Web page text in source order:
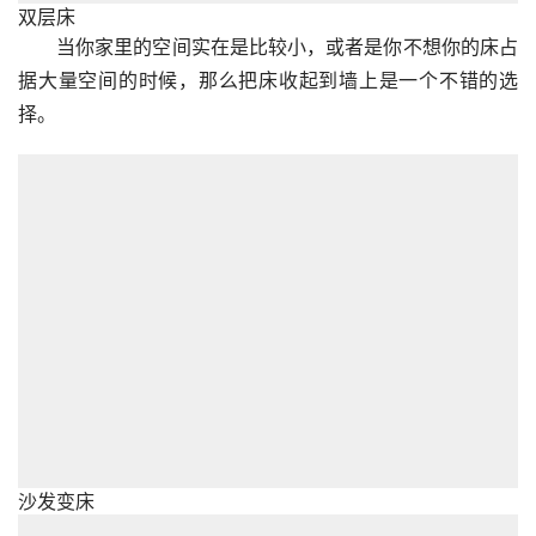
双层床
当你家里的空间实在是比较小，或者是你不想你的床占
据大量空间的时候，那么把床收起到墙上是一个不错的选
择。
沙发变床